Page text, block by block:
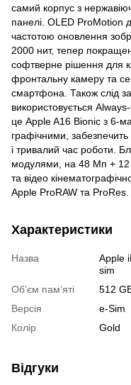
самий корпус з
панелі. OLED ProMotion
частотою оновлення
2000 нит, тепер
софтверне рішення для
фронтальну камеру та
смартфона. Також слід
використовується
це Apple A16 Bionic з 6-
графічними,
і тривалий час роботи.
модулями, на 48 Мп + 12
та відео
Apple ProRAW та ProRes.
Характеристики
Назва
Apple
sim
Обʼєм памʼяті
512
Версія
e-Sim
Колір
Gold
Відгуки